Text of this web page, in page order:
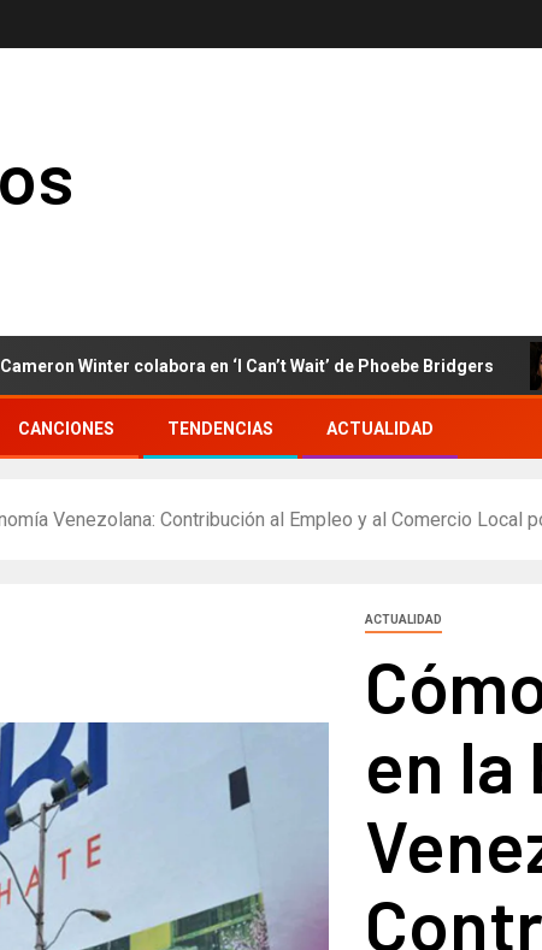
Winter colabora en ‘I Can’t Wait’ de Phoebe Bridgers
CANCIONES TENDENCIAS ACTUALIDAD
Venezolana: Contribución al Empleo y al Comercio Local
ACTUALIDAD
en la